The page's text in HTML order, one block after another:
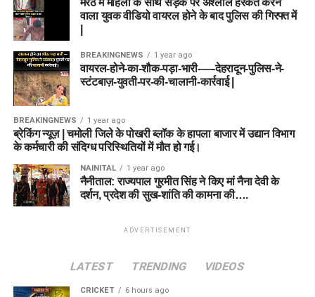
वाला युवक वीडियो वायरल होने के बाद पुलिस की गिरफ्त में
BREAKINGNEWS 1 year ago
वायरल-होने-का-शौक-पड़ा-भारी-—-देहरादून-पुलिस-ने-
स्टंटबाज़-युवती-पर-की-चालानी-कार्रवाई |
BREAKINGNEWS 1 year ago
ब्रेकिंग न्यूज़ | चमोली जिले के पोखरी ब्लॉक के हापला बाजार में उद्यान विभाग
के कर्मचारी की संदिग्ध परिस्थितियों में मौत हो गई।
NAINITAL 1 year ago
नैनीताल: राज्यपाल गुरमीत सिंह ने किए मां नैना देवी के
दर्शन, प्रदेश की सुख-शांति की कामना की….
ADVERTISEMENT
LATEST TRENDING VIDEOS
CRICKET 6 hours ago